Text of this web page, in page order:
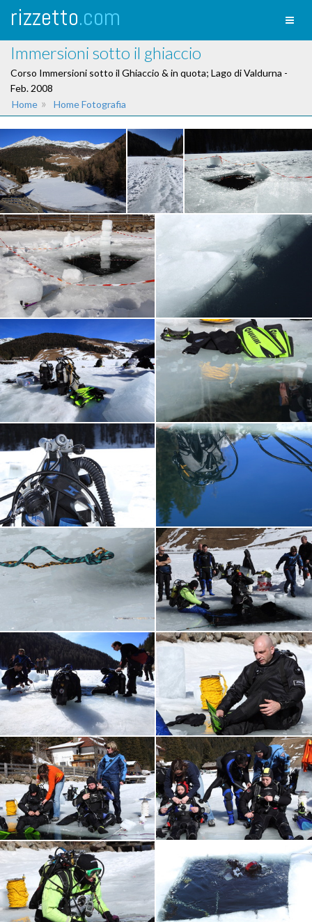
rizzetto.com
Immersioni sotto il ghiaccio
Corso Immersioni sotto il Ghiaccio & in quota; Lago di Valdurna -
Feb. 2008
Home » Home Fotografia